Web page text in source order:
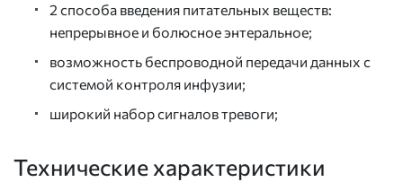
2 способа введения питательных веществ:
непрерывное и болюсное энтеральное;
возможность беспроводной передачи данных с
системой контроля инфузии;
широкий набор сигналов тревоги;
Технические характеристики